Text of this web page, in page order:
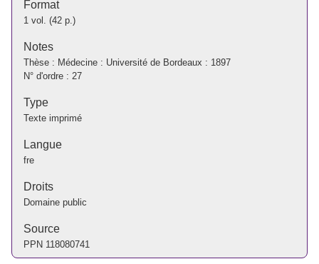
Format
1 vol. (42 p.)
Notes
Thèse : Médecine : Université de Bordeaux : 1897
N° d'ordre : 27
Type
Texte imprimé
Langue
fre
Droits
Domaine public
Source
PPN 118080741